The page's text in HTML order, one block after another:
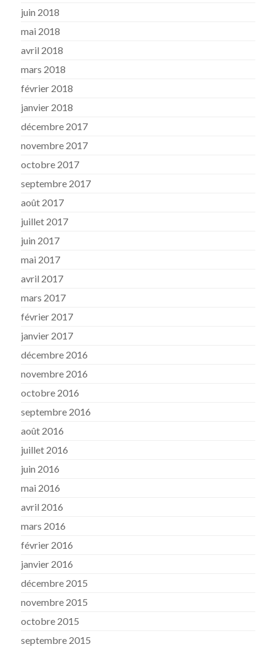
juin 2018
mai 2018
avril 2018
mars 2018
février 2018
janvier 2018
décembre 2017
novembre 2017
octobre 2017
septembre 2017
août 2017
juillet 2017
juin 2017
mai 2017
avril 2017
mars 2017
février 2017
janvier 2017
décembre 2016
novembre 2016
octobre 2016
septembre 2016
août 2016
juillet 2016
juin 2016
mai 2016
avril 2016
mars 2016
février 2016
janvier 2016
décembre 2015
novembre 2015
octobre 2015
septembre 2015